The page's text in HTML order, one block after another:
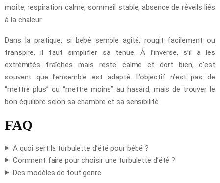
moite, respiration calme, sommeil stable, absence de réveils liés
à la chaleur.
Dans la pratique, si bébé semble agité, rougit facilement ou
transpire, il faut simplifier sa tenue. À l’inverse, s’il a les
extrémités fraîches mais reste calme et dort bien, c’est
souvent que l’ensemble est adapté. L’objectif n’est pas de
“mettre plus” ou “mettre moins” au hasard, mais de trouver le
bon équilibre selon sa chambre et sa sensibilité.
FAQ
A quoi sert la turbulette d’été pour bébé ?
Comment faire pour choisir une turbulette d’été ?
Des modèles de tout genre